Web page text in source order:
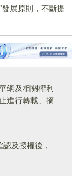
發展原則，不斷提
網及相關權利
進行轉載、摘
認及授權後，